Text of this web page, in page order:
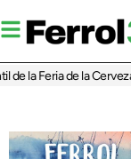
Feria de la Cerveza